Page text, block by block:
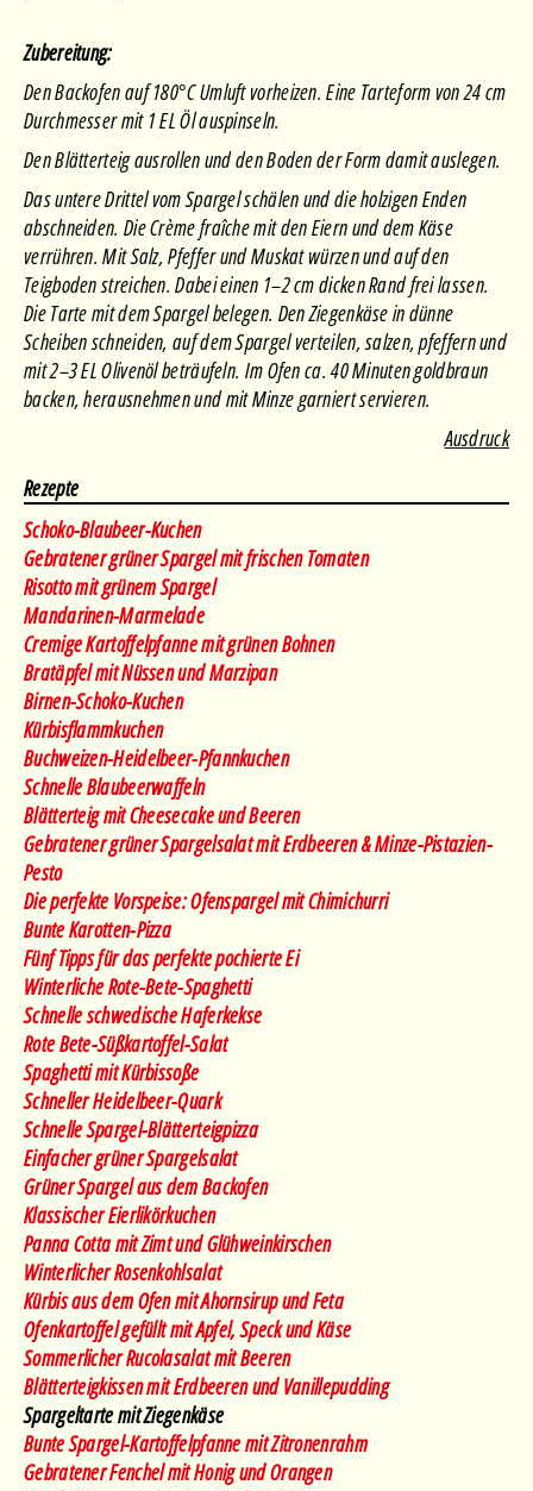
Zubereitung:
Den Backofen auf 180°C Umluft vorheizen. Eine Tarteform von 24 cm
Durchmesser mit 1 EL Öl auspinseln.
Den Blätterteig ausrollen und den Boden der Form damit auslegen.
Das untere Drittel vom Spargel schälen und die holzigen Enden
abschneiden. Die Crème fraîche mit den Eiern und dem Käse
verrühren. Mit Salz, Pfeffer und Muskat würzen und auf den
Teigboden streichen. Dabei einen 1–2 cm dicken Rand frei lassen.
Die Tarte mit dem Spargel belegen. Den Ziegenkäse in dünne
Scheiben schneiden, auf dem Spargel verteilen, salzen, pfeffern und
mit 2–3 EL Olivenöl beträufeln. Im Ofen ca. 40 Minuten goldbraun
backen, herausnehmen und mit Minze garniert servieren.
Ausdruck
Rezepte
Schoko-Blaubeer-Kuchen
Gebratener grüner Spargel mit frischen Tomaten
Risotto mit grünem Spargel
Mandarinen-Marmelade
Cremige Kartoffelpfanne mit grünen Bohnen
Bratäpfel mit Nüssen und Marzipan
Birnen-Schoko-Kuchen
Kürbisflammkuchen
Buchweizen-Heidelbeer-Pfannkuchen
Schnelle Blaubeerwaffeln
Blätterteig mit Cheesecake und Beeren
Gebratener grüner Spargelsalat mit Erdbeeren & Minze-Pistazien-
Pesto
Die perfekte Vorspeise: Ofenspargel mit Chimichurri
Bunte Karotten-Pizza
Fünf Tipps für das perfekte pochierte Ei
Winterliche Rote-Bete-Spaghetti
Schnelle schwedische Haferkekse
Rote Bete-Süßkartoffel-Salat
Spaghetti mit Kürbissoße
Schneller Heidelbeer-Quark
Schnelle Spargel-Blätterteigpizza
Einfacher grüner Spargelsalat
Grüner Spargel aus dem Backofen
Klassischer Eierlikörkuchen
Panna Cotta mit Zimt und Glühweinkirschen
Winterlicher Rosenkohlsalat
Kürbis aus dem Ofen mit Ahornsirup und Feta
Ofenkartoffel gefüllt mit Apfel, Speck und Käse
Sommerlicher Rucolasalat mit Beeren
Blätterteigkissen mit Erdbeeren und Vanillepudding
Spargeltarte mit Ziegenkäse
Bunte Spargel-Kartoffelpfanne mit Zitronenrahm
Gebratener Fenchel mit Honig und Orangen